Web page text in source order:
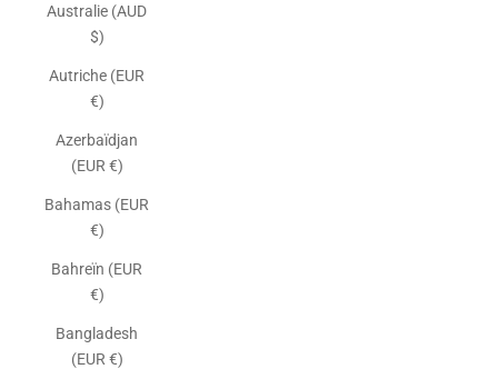
Australie (AUD
$)
Autriche (EUR
€)
Azerbaïdjan
(EUR €)
Bahamas (EUR
€)
Bahreïn (EUR
€)
Bangladesh
(EUR €)